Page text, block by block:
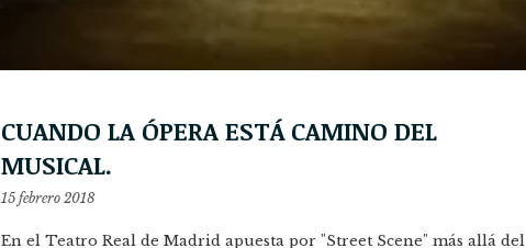
CUANDO LA ÓPERA ESTÁ CAMINO DEL
MUSICAL.
15 febrero 2018
En el Teatro Real de Madrid apuesta por "Street Scene" más allá del